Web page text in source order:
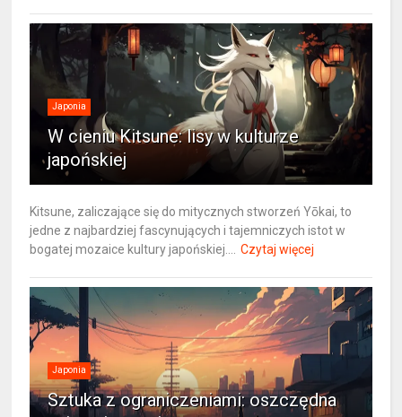
Japonia
W cieniu Kitsune: lisy w kulturze
japońskiej
Kitsune, zaliczające się do mitycznych stworzeń Yōkai, to
jedne z najbardziej fascynujących i tajemniczych istot w
bogatej mozaice kultury japońskiej....
Czytaj więcej
Japonia
Sztuka z ograniczeniami: oszczędna